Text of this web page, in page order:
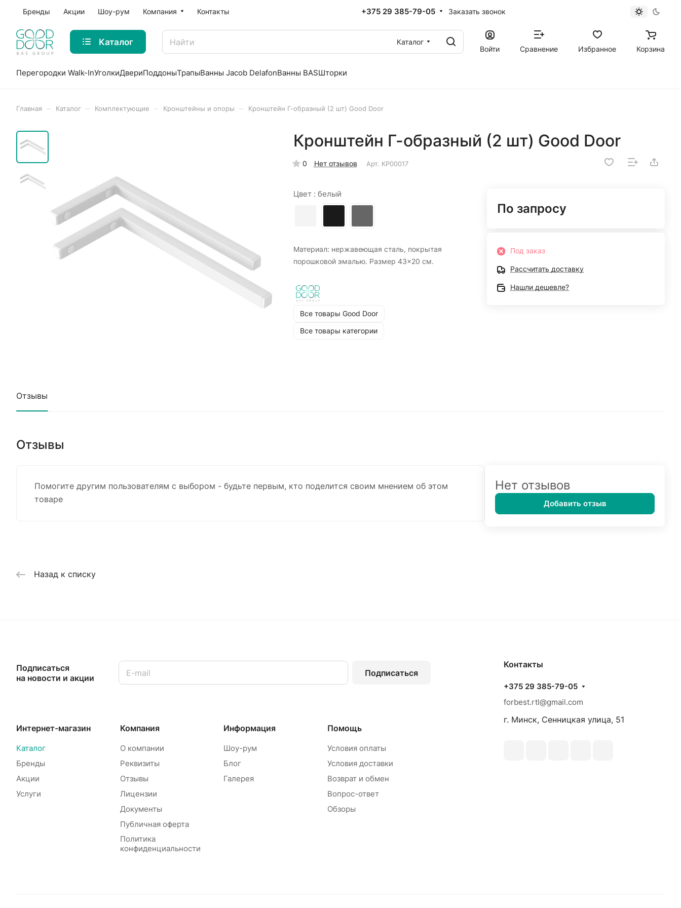
Бренды Акции Шоу-рум Компания Контакты +375 29 385-79-05 Заказать звонок
Каталог
Каталог
Войти
Сравнение Избранное Корзина
Перегородки Walk-InУголкиДвериПоддоныТрапыВанны Jacob DelafonВанны BASШторки
Главная Каталог Комплектующие Кронштейны и опоры Кронштейн Г-образный (2 шт) Good Door
Кронштейн Г-образный (2 шт) Good Door
0 Нет отзывов Арт. КР00017
Цвет : белый
Материал: нержавеющая сталь, покрытая
порошковой эмалью. Размер 43x20 см.
Все товары Good Door
Все товары категории
По запросу
Под заказ
Рассчитать доставку
Нашли дешевле?
Отзывы
Отзывы
Помогите другим пользователям с выбором - будьте первым, кто поделится своим мнением об этом
товаре
Нет отзывов
Добавить отзыв
Назад к списку
Подписаться
на новости и акции
Подписаться
Интернет-магазин
Каталог
Бренды
Акции
Услуги
Компания
О компании
Реквизиты
Отзывы
Лицензии
Документы
Публичная оферта
Политика
конфиденциальности
Информация
Шоу-рум
Блог
Галерея
Помощь
Условия оплаты
Условия доставки
Возврат и обмен
Вопрос-ответ
Обзоры
Контакты
+375 29 385-79-05
forbest.rtl@gmail.com
г. Минск, Сенницкая улица, 51